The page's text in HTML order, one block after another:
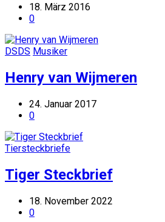
18. März 2016
0
DSDS Musiker
Henry van Wijmeren
24. Januar 2017
0
Tiersteckbriefe
Tiger Steckbrief
18. November 2022
0